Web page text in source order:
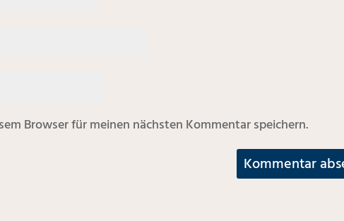
Browser für meinen nächsten Kommentar speichern.